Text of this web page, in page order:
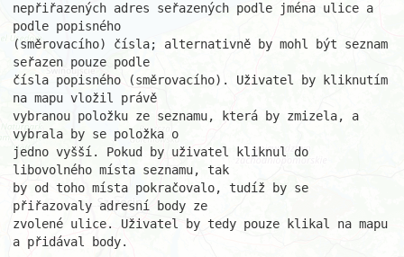
nepřiřazených adres seřazených podle jména ulice a
podle popisného
(směrovacího) čísla; alternativně by mohl být seznam
seřazen pouze podle
čísla popisného (směrovacího). Uživatel by kliknutím
na mapu vložil právě
vybranou položku ze seznamu, která by zmizela, a
vybrala by se položka o
jedno vyšší. Pokud by uživatel kliknul do
libovolného místa seznamu, tak
by od toho místa pokračovalo, tudíž by se
přiřazovaly adresní body ze
zvolené ulice. Uživatel by tedy pouze klikal na mapu
a přidával body.